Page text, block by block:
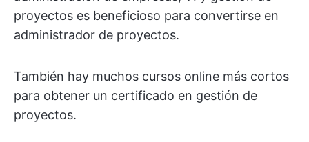
proyectos es beneficioso para convertirse en
administrador de proyectos.
También hay muchos cursos online más cortos
para obtener un certificado en gestión de
proyectos.